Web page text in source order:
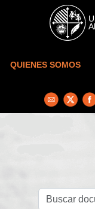
Skip to main content
QUIENES SOMOS